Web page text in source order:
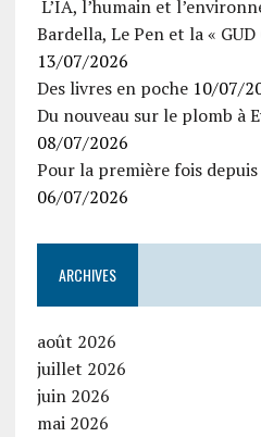
L’IA, l’humain et
Bardella, Le Pen et la «
13/07/2026
Des livres en poche 10/07/
Du nouveau sur le plomb à
08/07/2026
Pour la première fois depuis
06/07/2026
ARCHIVES
août 2026
juillet 2026
juin 2026
mai 2026